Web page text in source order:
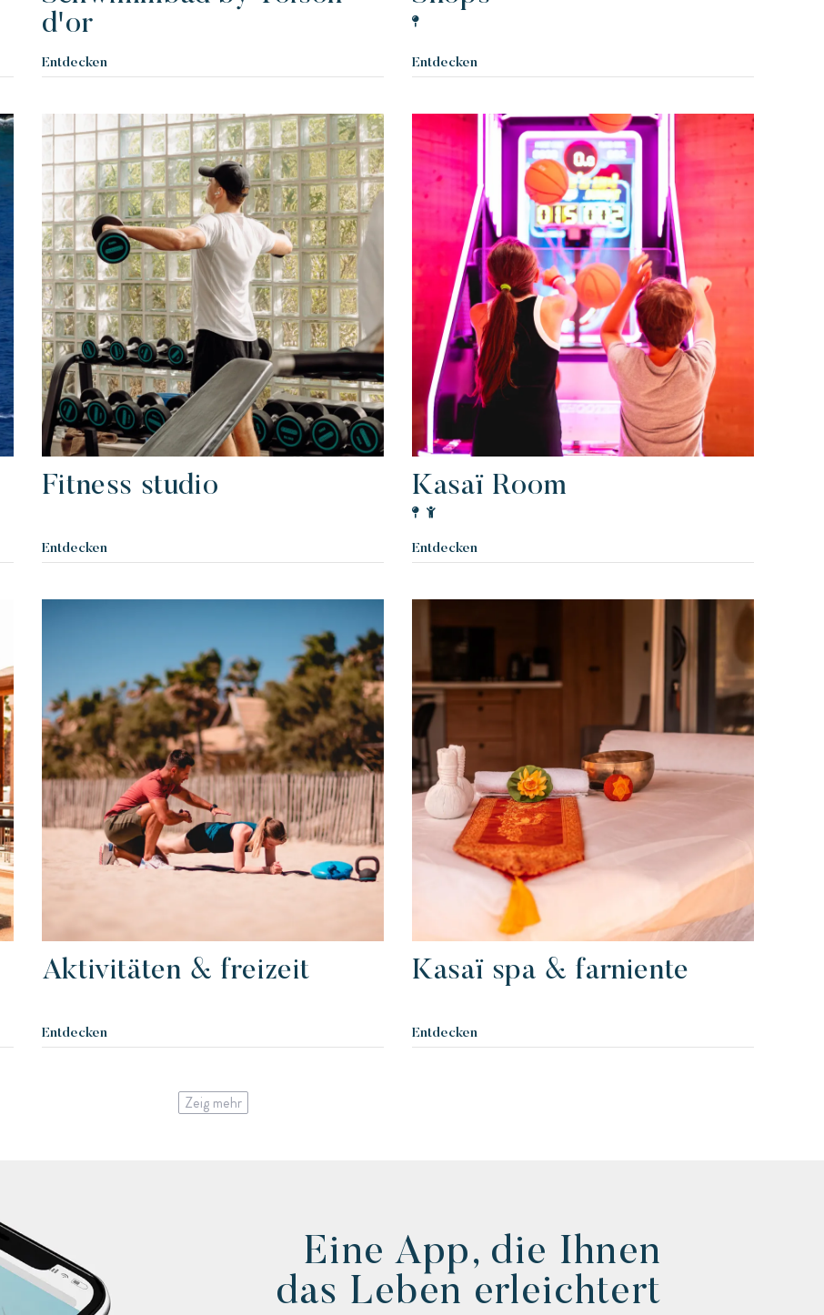
Eine idyllische Umgebung am Fuße des
berühmten Strandes von Pampelonne
d'or
Entdecken Entdecken
Fitness studio
Entdecken
Kasaï Room
Entdecken
Aktivitäten & freizeit
Entdecken
Kasaï spa & farniente
Entdecken
Zeig mehr
Eine App, die Ihnen
das Leben erleichtert